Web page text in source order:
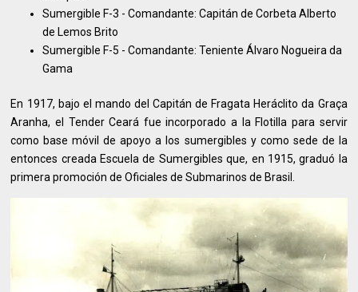
Sumergible F-3 - Comandante: Capitán de Corbeta Alberto
de Lemos Brito
Sumergible F-5 - Comandante: Teniente Álvaro Nogueira da
Gama
En 1917, bajo el mando del Capitán de Fragata Heráclito da Graça
Aranha, el Tender Ceará fue incorporado a la Flotilla para servir
como base móvil de apoyo a los sumergibles y como sede de la
entonces creada Escuela de Sumergibles que, en 1915, graduó la
primera promoción de Oficiales de Submarinos de Brasil.